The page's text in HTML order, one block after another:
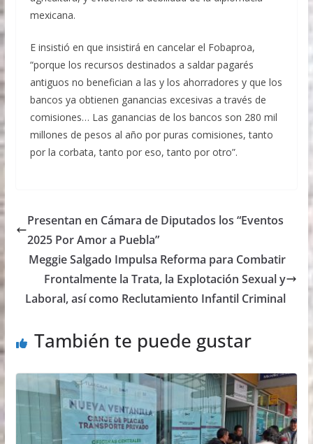
mexicana.
E insistió en que insistirá en cancelar el Fobaproa,
“porque los recursos destinados a saldar pagarés
antiguos no benefician a las y los ahorradores y que los
bancos ya obtienen ganancias excesivas a través de
comisiones… Las ganancias de los bancos son 280 mil
millones de pesos al año por puras comisiones, tanto
por la corbata, tanto por eso, tanto por otro”.
Presentan en Cámara de Diputados los “Eventos
2025 Por Amor a Puebla”
Meggie Salgado Impulsa Reforma para Combatir
Frontalmente la Trata, la Explotación Sexual y
Laboral, así como Reclutamiento Infantil Criminal
También te puede gustar